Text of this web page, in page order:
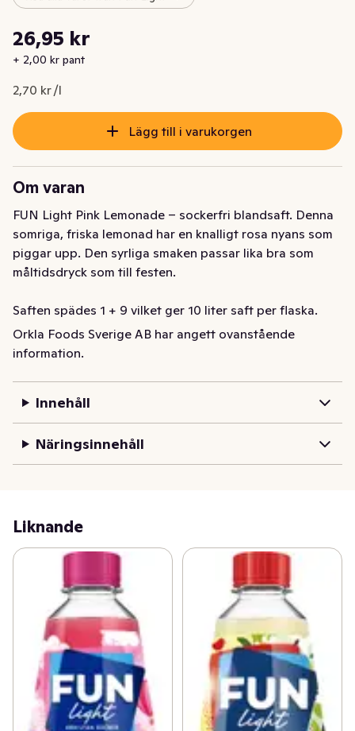
Nuvarande pris är: 26,95 kr
26,95 kr
+ 2,00 kr pant
2,70 kr /l
Styckpris: 2,70 kr /l
Lägg till i varukorgen
Om varan
FUN Light Pink Lemonade – sockerfri blandsaft. Denna
somriga, friska lemonad har en knalligt rosa nyans som
piggar upp. Den syrliga smaken passar lika bra som
måltidsdryck som till festen.
Saften spädes 1 + 9 vilket ger 10 liter saft per flaska.
FUN Light - den utan socker, är en sockerfri saft med
naturliga färgämnen och aromer. Flaskan går givetvis
att panta. Besök Funlight.se för mer inspiration och nya
sätt att dricka din FUN Light.
Orkla Foods Sverige AB har angett ovanstående
information.
Innehåll
Näringsinnehåll
Liknande